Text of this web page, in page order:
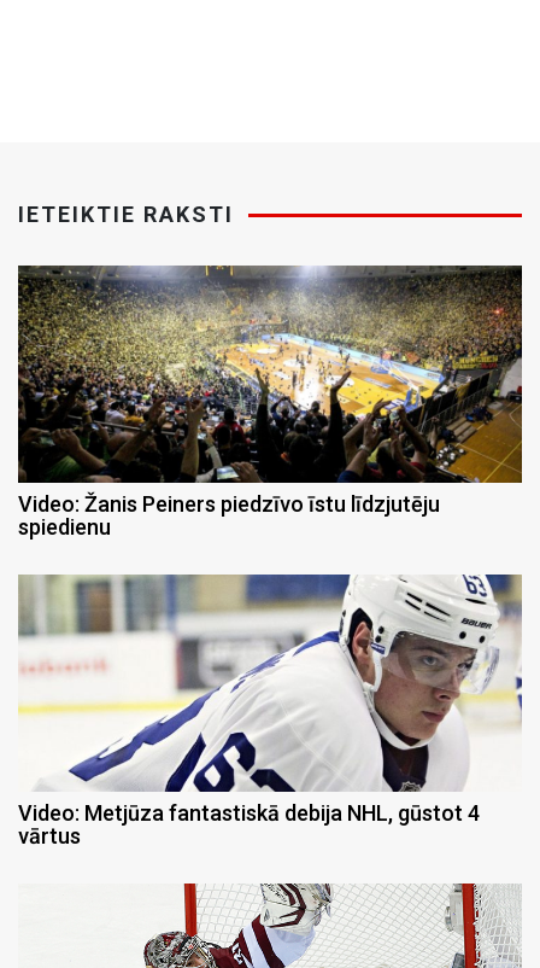
IETEIKTIE RAKSTI
Video: Žanis Peiners piedzīvo īstu līdzjutēju
spiedienu
Video: Metjūza fantastiskā debija NHL, gūstot 4
vārtus